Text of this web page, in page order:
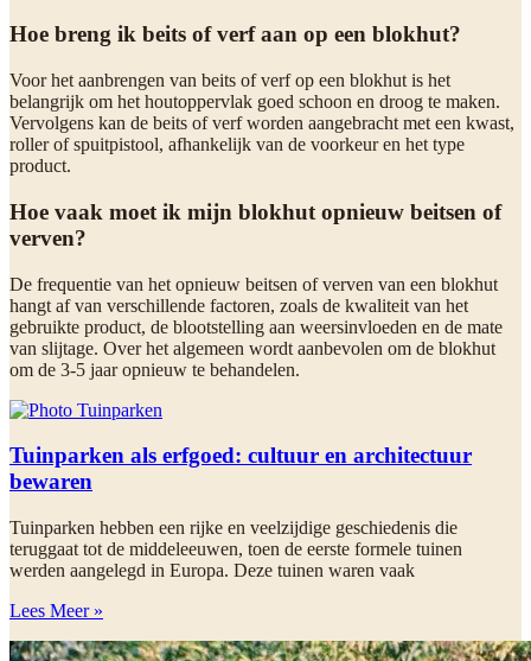
Hoe breng ik beits of verf aan op een blokhut?
Voor het aanbrengen van beits of verf op een blokhut is het
belangrijk om het houtoppervlak goed schoon en droog te maken.
Vervolgens kan de beits of verf worden aangebracht met een kwast,
roller of spuitpistool, afhankelijk van de voorkeur en het type
product.
Hoe vaak moet ik mijn blokhut opnieuw beitsen of
verven?
De frequentie van het opnieuw beitsen of verven van een blokhut
hangt af van verschillende factoren, zoals de kwaliteit van het
gebruikte product, de blootstelling aan weersinvloeden en de mate
van slijtage. Over het algemeen wordt aanbevolen om de blokhut
om de 3-5 jaar opnieuw te behandelen.
Tuinparken als erfgoed: cultuur en architectuur
bewaren
Tuinparken hebben een rijke en veelzijdige geschiedenis die
teruggaat tot de middeleeuwen, toen de eerste formele tuinen
werden aangelegd in Europa. Deze tuinen waren vaak
Lees Meer »